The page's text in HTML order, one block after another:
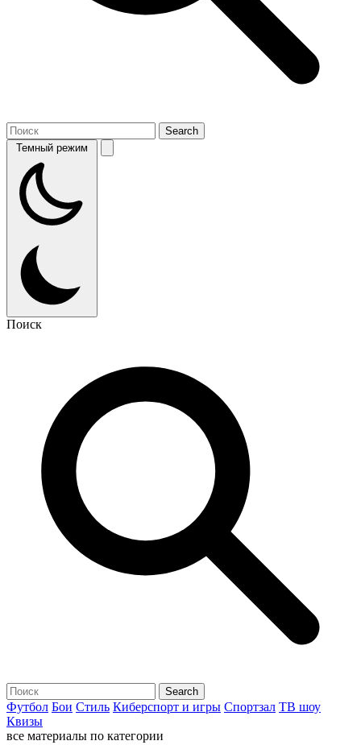
Темный режим
Поиск
Футбол Бои Стиль Киберспорт и игры Спортзал ТВ шоу
Квизы
все материалы по категории